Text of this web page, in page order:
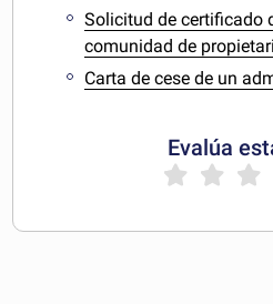
Solicitud de certificado
comunidad de
Carta de cese de un
Evalúa